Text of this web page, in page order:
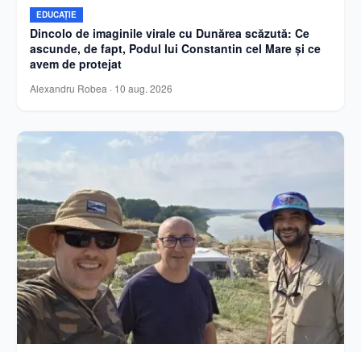
EDUCAȚIE
Dincolo de imaginile virale cu Dunărea scăzută: Ce
ascunde, de fapt, Podul lui Constantin cel Mare și ce
avem de protejat
Alexandru Robea · 10 aug. 2026